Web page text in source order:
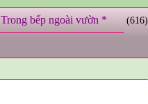
Trong bếp ngoài vườn * (616)